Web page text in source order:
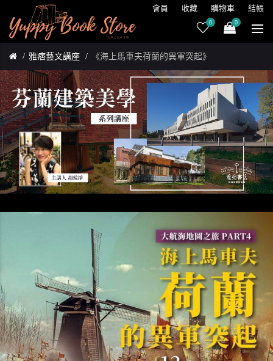
會員 收藏 購物車 結帳
0 0
雅痞藝文講座 《海上馬車夫荷蘭的異軍突起》